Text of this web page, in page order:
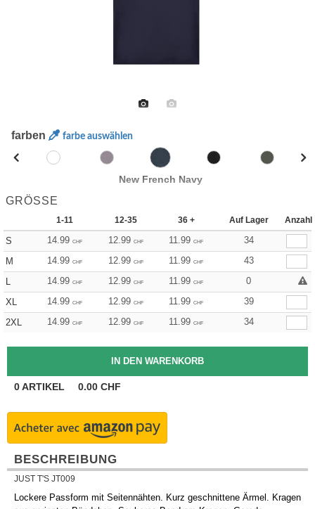
farben farbe auswählen
New French Navy
GRÖSSE
1-11 12-35 36 + Auf Lager Anzahl
S 14.99 CHF 12.99 CHF 11.99 CHF
34
M
14.99 CHF 12.99 CHF 11.99 CHF
43
L
14.99 CHF 12.99 CHF 11.99 CHF
0
XL
14.99 CHF 12.99 CHF 11.99 CHF
39
2XL
14.99 CHF 12.99 CHF 11.99 CHF 34
0ARTIKEL 0.00 CHF
BESCHREIBUNG
JUST T'S JT009
Lockere Passform mit Seitennähten. Kurz geschnittene Ärmel. Kragen